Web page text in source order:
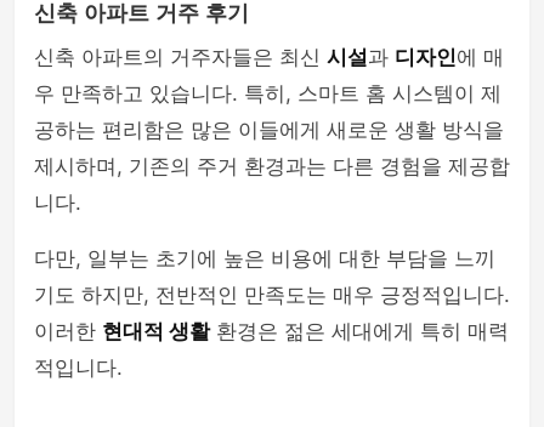
신축 아파트 거주 후기
신축 아파트의 거주자들은 최신 시설과 디자인에 매
우 만족하고 있습니다. 특히, 스마트 홈 시스템이 제
공하는 편리함은 많은 이들에게 새로운 생활 방식을
제시하며, 기존의 주거 환경과는 다른 경험을 제공합
니다.
다만, 일부는 초기에 높은 비용에 대한 부담을 느끼
기도 하지만, 전반적인 만족도는 매우 긍정적입니다.
이러한 현대적 생활환경은 젊은 세대에게 특히 매력
적입니다.